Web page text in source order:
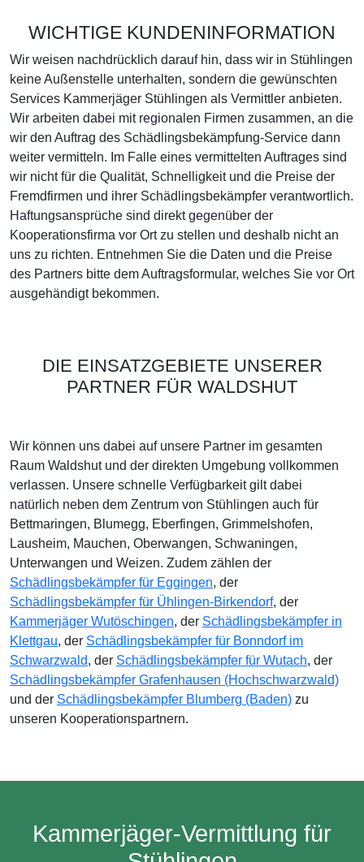
WICHTIGE KUNDENINFORMATION
Wir weisen nachdrücklich darauf hin, dass wir in Stühlingen
keine Außenstelle unterhalten, sondern die gewünschten
Services Kammerjäger Stühlingen als Vermittler anbieten.
Wir arbeiten dabei mit regionalen Firmen zusammen, an die
wir den Auftrag des Schädlingsbekämpfung-Service dann
weiter vermitteln. Im Falle eines vermittelten Auftrages sind
wir nicht für die Qualität, Schnelligkeit und die Preise der
Fremdfirmen und ihrer Schädlingsbekämpfer verantwortlich.
Haftungsansprüche sind direkt gegenüber der
Kooperationsfirma vor Ort zu stellen und deshalb nicht an
uns zu richten. Entnehmen Sie die Daten und die Preise
des Partners bitte dem Auftragsformular, welches Sie vor Ort
ausgehändigt bekommen.
DIE EINSATZGEBIETE UNSERER
PARTNER FÜR WALDSHUT
Wir können uns dabei auf unsere Partner im gesamten
Raum Waldshut und der direkten Umgebung vollkommen
verlassen. Unsere schnelle Verfügbarkeit gilt dabei
natürlich neben dem Zentrum von Stühlingen auch für
Bettmaringen, Blumegg, Eberfingen, Grimmelshofen,
Lausheim, Mauchen, Oberwangen, Schwaningen,
Unterwangen und Weizen. Zudem zählen der
Schädlingsbekämpfer für Eggingen, der
Schädlingsbekämpfer für Ühlingen-Birkendorf, der
Kammerjäger Wutöschingen, der Schädlingsbekämpfer in
Klettgau, der Schädlingsbekämpfer für Bonndorf im
Schwarzwald, der Schädlingsbekämpfer für Wutach, der
Schädlingsbekämpfer Grafenhausen (Hochschwarzwald)
und der Schädlingsbekämpfer Blumberg (Baden) zu
unseren Kooperationspartnern.
Kammerjäger-Vermittlung für